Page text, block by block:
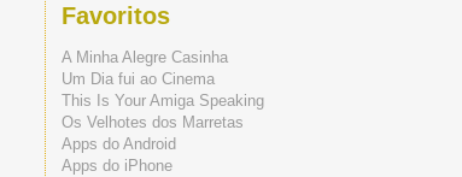
Favoritos
A Minha Alegre Casinha
Um Dia fui ao Cinema
This Is Your Amiga Speaking
Os Velhotes dos Marretas
Apps do Android
Apps do iPhone